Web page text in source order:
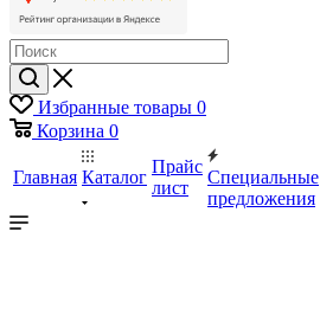
Избранные товары 0
Корзина 0
Главная Каталог
Прайс
лист
Специальные
предложения